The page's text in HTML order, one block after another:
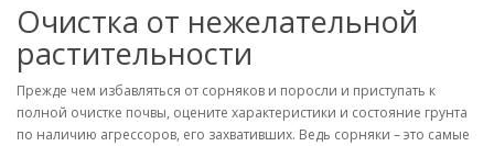
Очистка от нежелательной
растительности
Прежде чем избавляться от сорняков и поросли и приступать к
полной очистке почвы, оцените характеристики и состояние грунта
по наличию агрессоров, его захвативших. Ведь сорняки – это самые